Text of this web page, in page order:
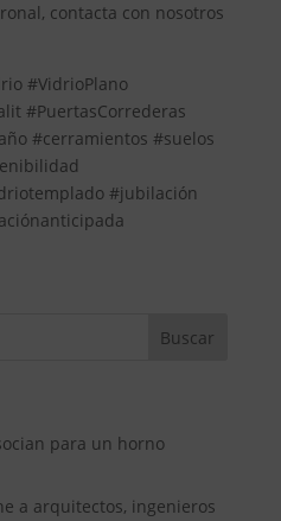
contacta con nosotros
#VidrioPlano
#PuertasCorrederas
#cerramientos #suelos
#jubilación
para un horno
a arquitectos, ingenieros